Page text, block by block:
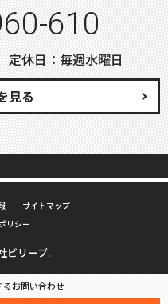
610
休日：毎週水曜日
見る
サイトマップ
リシー
ビリーブ.
お問い合わせ